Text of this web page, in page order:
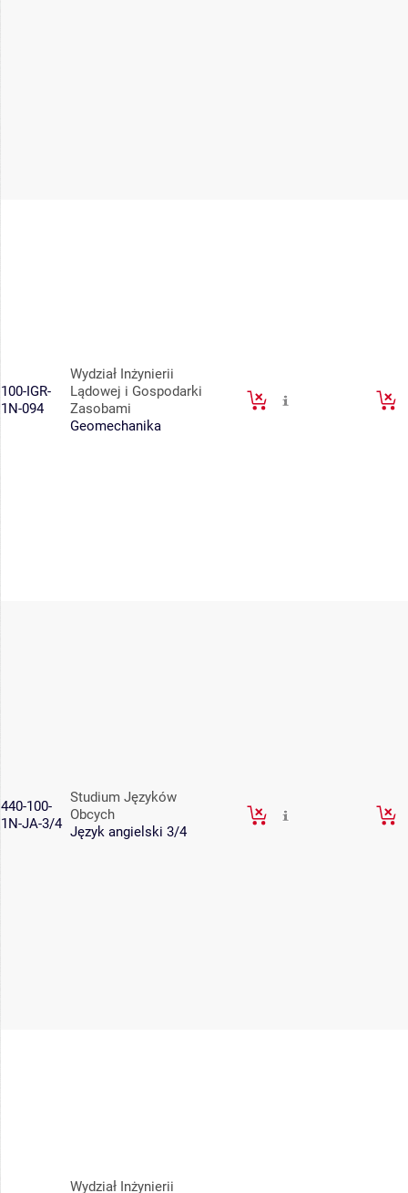
100-IGR-
1N-094
Wydział Inżynierii
Lądowej i Gospodarki
Zasobami
Geomechanika
440-100-
1N-JA-3/4
Studium Języków
Obcych
Język angielski 3/4
Wydział Inżynierii